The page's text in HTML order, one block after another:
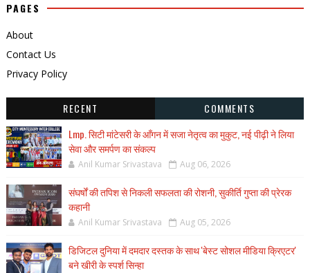
PAGES
About
Contact Us
Privacy Policy
RECENT
COMMENTS
Lmp. सिटी मांटेसरी के आँगन में सजा नेतृत्व का मुकुट, नई पीढ़ी ने लिया
सेवा और समर्पण का संकल्प
Anil Kumar Srivastava Aug 06, 2026
संघर्षों की तपिश से निकली सफलता की रोशनी, सुकीर्ति गुप्ता की प्रेरक
कहानी
Anil Kumar Srivastava Aug 05, 2026
डिजिटल दुनिया में दमदार दस्तक के साथ 'बेस्ट सोशल मीडिया क्रिएटर'
बने खीरी के स्पर्श सिन्हा